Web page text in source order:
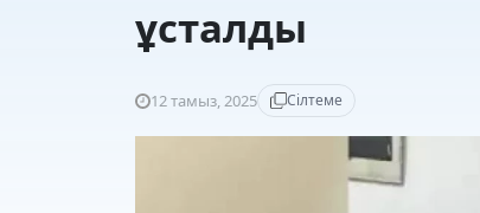
ұсталды
12 тамыз, 2025 Сілтеме